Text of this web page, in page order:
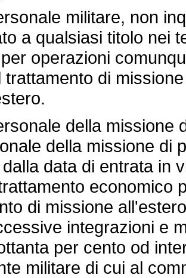
militare, non
a qualsiasi titolo nei
operazioni
trattamento di
della missione
della missione di
data di entrata in
economico
di missione
integrazioni e
per cento od
militare di cui al